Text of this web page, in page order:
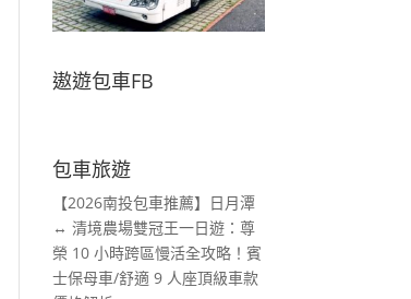
遨遊包車FB
包車旅遊
【2026南投包車推薦】日月潭
↔ 清境農場雙冠王一日遊：尊
榮 10 小時跨區慢活全攻略！賓
士保母車/舒適 9 人座頂級車款